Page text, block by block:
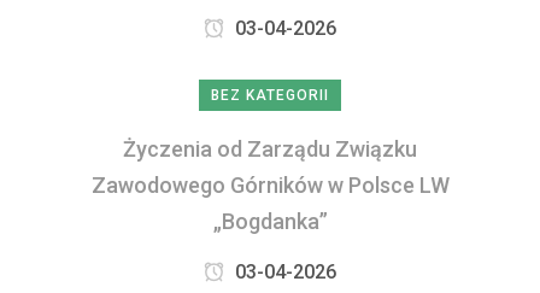
03-04-2026
BEZ KATEGORII
Życzenia od Zarządu Związku
Zawodowego Górników w Polsce LW
„Bogdanka”
03-04-2026